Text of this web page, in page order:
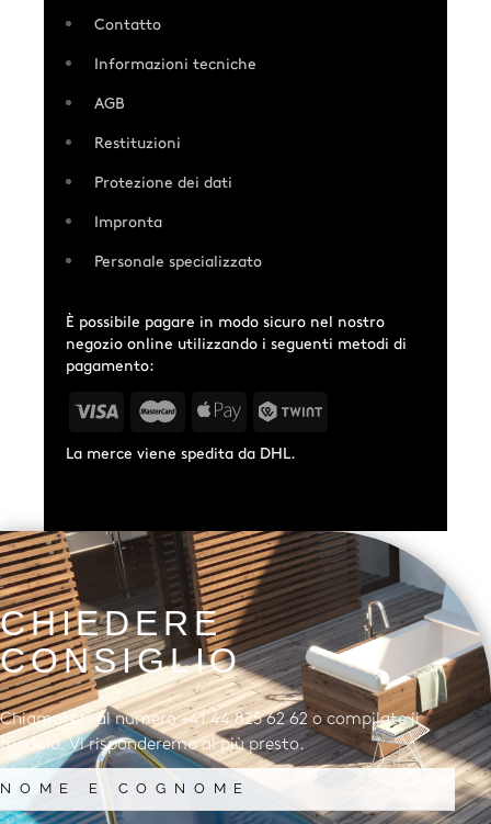
Contatto
Informazioni tecniche
AGB
Restituzioni
Protezione dei dati
Impronta
Personale specializzato
È possibile pagare in modo sicuro nel nostro
negozio online utilizzando i seguenti metodi di
pagamento:
La merce viene spedita da DHL.
CHIEDERE
CONSIGLIO
Chiamateci al numero +41 44 825 62 62 o compilate il
modulo. Vi risponderemo al più presto.